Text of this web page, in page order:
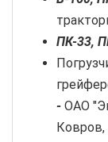
ПК-33,
- ОАО
Ковров,